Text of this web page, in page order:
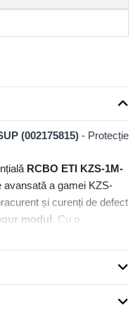
(002175815) - Protecție
RCBO ETI KZS-1M-
avansată a gamei KZS-
și curenți de defect
modul . Cu o
SUP), este soluția ideală